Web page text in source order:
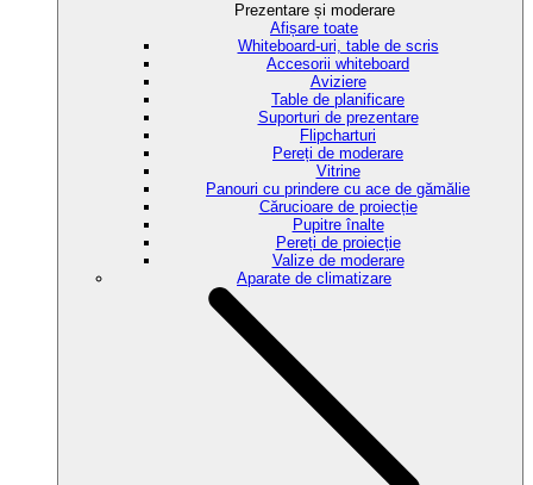
Prezentare și moderare
Afișare toate
Whiteboard-uri, table de scris
Accesorii whiteboard
Aviziere
Table de planificare
Suporturi de prezentare
Flipcharturi
Pereți de moderare
Vitrine
Panouri cu prindere cu ace de gămălie
Cărucioare de proiecție
Pupitre înalte
Pereți de proiecție
Valize de moderare
Aparate de climatizare